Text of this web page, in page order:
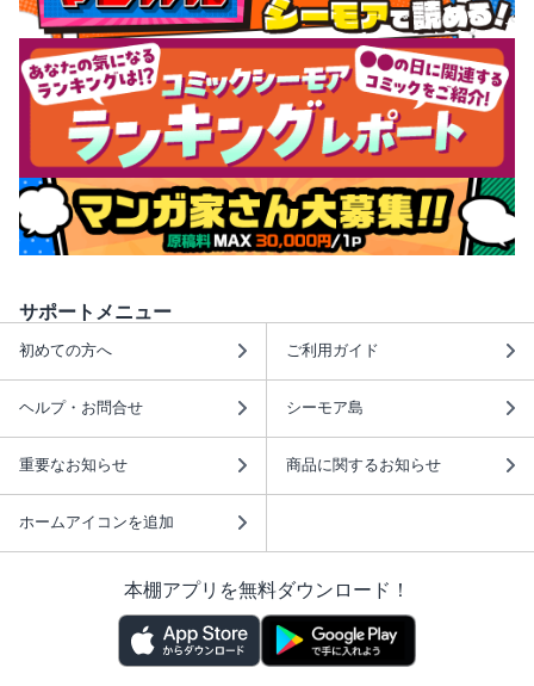
サポートメニュー
初めての方へ ご利用ガイド
ヘルプ・お問合せ シーモア島
重要なお知らせ 商品に関するお知らせ
ホームアイコンを追加
本棚アプリを無料ダウンロード！